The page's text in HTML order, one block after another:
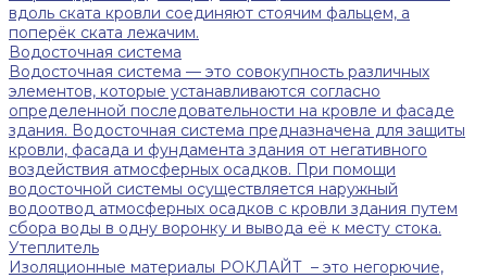
вдоль ската кровли соединяют стоячим фальцем, а
поперёк ската лежачим.
Водосточная система
Водосточная система — это совокупность различных
элементов, которые устанавливаются согласно
определенной последовательности на кровле и фасаде
здания. Водосточная система предназначена для защиты
кровли, фасада и фундамента здания от негативного
воздействия атмосферных осадков. При помощи
водосточной системы осуществляется наружный
водоотвод атмосферных осадков с кровли здания путем
сбора воды в одну воронку и вывода её к месту стока.
Утеплитель
Изоляционные материалы РОКЛАЙТ – это негорючие,